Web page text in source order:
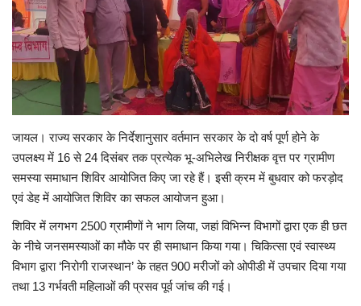
खबर हटके
राजस्थान
ईपेपर
हमारे बारे में
संपर्क करें
बिज़नेस
राजनीति
जायल। राज्य सरकार के निर्देशानुसार वर्तमान सरकार के दो वर्ष पूर्ण होने के
उपलक्ष्य में 16 से 24 दिसंबर तक प्रत्येक भू-अभिलेख निरीक्षक वृत्त पर ग्रामीण
समस्या समाधान शिविर आयोजित किए जा रहे हैं। इसी क्रम में बुधवार को फरड़ोद
एवं डेह में आयोजित शिविर का सफल आयोजन हुआ।
शिविर में लगभग 2500 ग्रामीणों ने भाग लिया, जहां विभिन्न विभागों द्वारा एक ही छत
के नीचे जनसमस्याओं का मौके पर ही समाधान किया गया। चिकित्सा एवं स्वास्थ्य
विभाग द्वारा ‘निरोगी राजस्थान’ के तहत 900 मरीजों को ओपीडी में उपचार दिया गया
तथा 13 गर्भवती महिलाओं की प्रसव पूर्व जांच की गई।